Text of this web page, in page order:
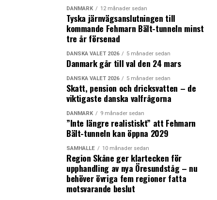
Vild strejk stoppar Berlingskes pappersutgivning efter
besked om uppsägningar
Nordens största antikvariat stänger
DANMARK 12 månader sedan
Tyska järnvägsanslutningen till
kommande Fehmarn Bält-tunneln minst
tre år försenad
DANSKA VALET 2026 5 månader sedan
Danmark går till val den 24 mars
DANSKA VALET 2026 5 månader sedan
Skatt, pension och dricksvatten – de
viktigaste danska valfrågorna
DANMARK 9 månader sedan
”Inte längre realistiskt” att Fehmarn
Bält-tunneln kan öppna 2029
SAMHÄLLE 10 månader sedan
Region Skåne ger klartecken för
upphandling av nya Öresundståg – nu
behöver övriga fem regioner fatta
motsvarande beslut